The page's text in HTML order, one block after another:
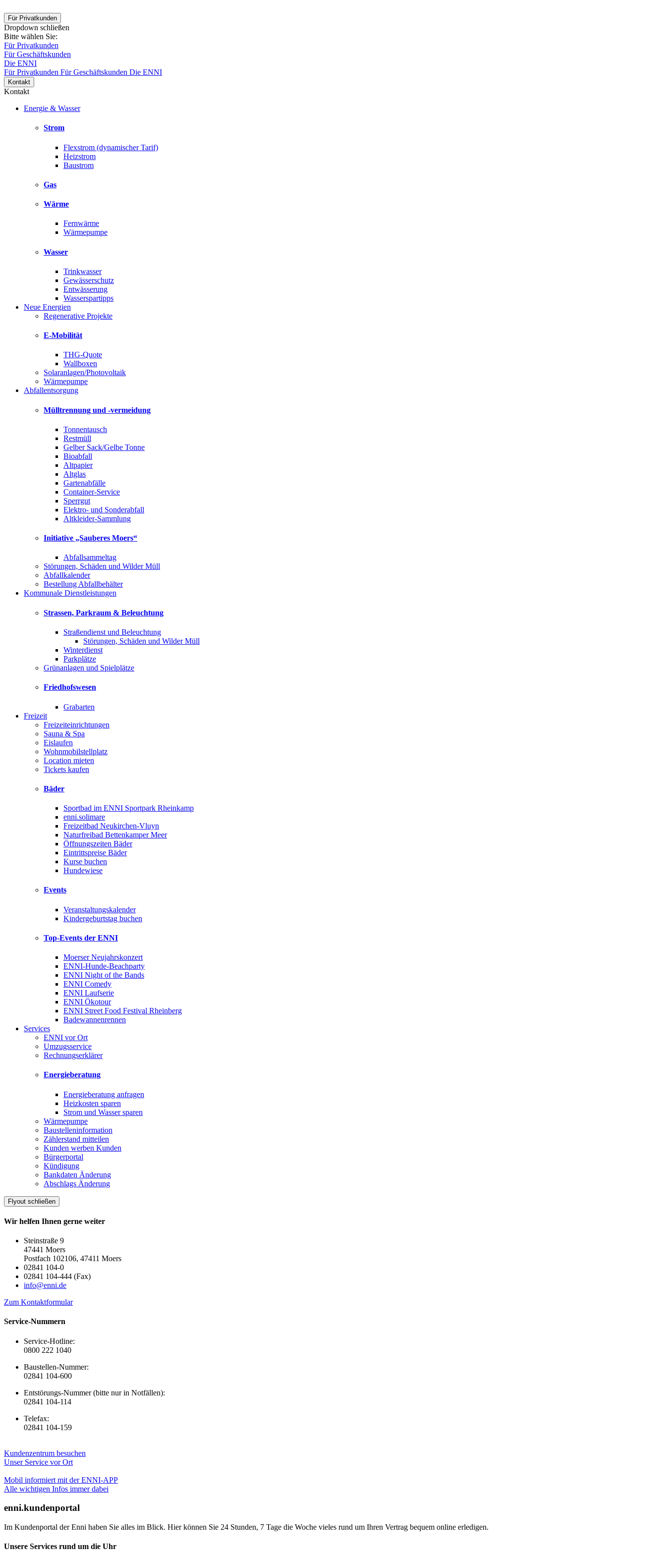
Für Privatkunden
Dropdown schließen
Bitte wählen Sie:
Für Privatkunden
Für Geschäftskunden
Die ENNI
Für Privatkunden Für Geschäftskunden Die ENNI
Kontakt
Kontakt
Energie & Wasser
Strom
Flexstrom (dynamischer Tarif)
Heizstrom
Baustrom
Gas
Wärme
Fernwärme
Wärmepumpe
Wasser
Trinkwasser
Gewässerschutz
Entwässerung
Wasserspartipps
Neue Energien
Regenerative Projekte
E-Mobilität
THG-Quote
Wallboxen
Solaranlagen/Photovoltaik
Wärmepumpe
Abfallentsorgung
Mülltrennung und -vermeidung
Tonnentausch
Restmüll
Gelber Sack/Gelbe Tonne
Bioabfall
Altpapier
Altglas
Gartenabfälle
Container-Service
Sperrgut
Elektro- und Sonderabfall
Altkleider-Sammlung
Initiative „Sauberes Moers“
Abfallsammeltag
Störungen, Schäden und Wilder Müll
Abfallkalender
Bestellung Abfallbehälter
Kommunale Dienstleistungen
Strassen, Parkraum & Beleuchtung
Straßendienst und Beleuchtung
Störungen, Schäden und Wilder Müll
Winterdienst
Parkplätze
Grünanlagen und Spielplätze
Friedhofswesen
Grabarten
Freizeit
Freizeiteinrichtungen
Sauna & Spa
Eislaufen
Wohnmobilstellplatz
Location mieten
Tickets kaufen
Bäder
Sportbad im ENNI Sportpark Rheinkamp
enni.solimare
Freizeitbad Neukirchen-Vluyn
Naturfreibad Bettenkamper Meer
Öffnungszeiten Bäder
Eintrittspreise Bäder
Kurse buchen
Hundewiese
Events
Veranstaltungskalender
Kindergeburtstag buchen
Top-Events der ENNI
Moerser Neujahrskonzert
ENNI-Hunde-Beachparty
ENNI Night of the Bands
ENNI Comedy
ENNI Laufserie
ENNI Ökotour
ENNI Street Food Festival Rheinberg
Badewannenrennen
Services
ENNI vor Ort
Umzugsservice
Rechnungserklärer
Energieberatung
Energieberatung anfragen
Heizkosten sparen
Strom und Wasser sparen
Wärmepumpe
Baustelleninformation
Zählerstand mitteilen
Kunden werben Kunden
Bürgerportal
Kündigung
Bankdaten Änderung
Abschlags Änderung
Flyout schließen
Wir helfen Ihnen gerne weiter
Steinstraße 9
47441 Moers
Postfach 102106, 47411 Moers
02841 104-0
02841 104-444 (Fax)
info@enni.de
Zum Kontaktformular
Service-Nummern
Service-Hotline:
0800 222 1040
Baustellen-Nummer:
02841 104-600
Entstörungs-Nummer (bitte nur in Notfällen):
02841 104-114
Telefax:
02841 104-159
Kundenzentrum besuchen
Unser Service vor Ort
Mobil informiert mit der ENNI-APP
Alle wichtigen Infos immer dabei
enni.kundenportal
Im Kundenportal der Enni haben Sie alles im Blick. Hier können Sie 24 Stunden, 7 Tage die Woche vieles rund um Ihren Vertrag bequem online erledigen.
Unsere Services rund um die Uhr